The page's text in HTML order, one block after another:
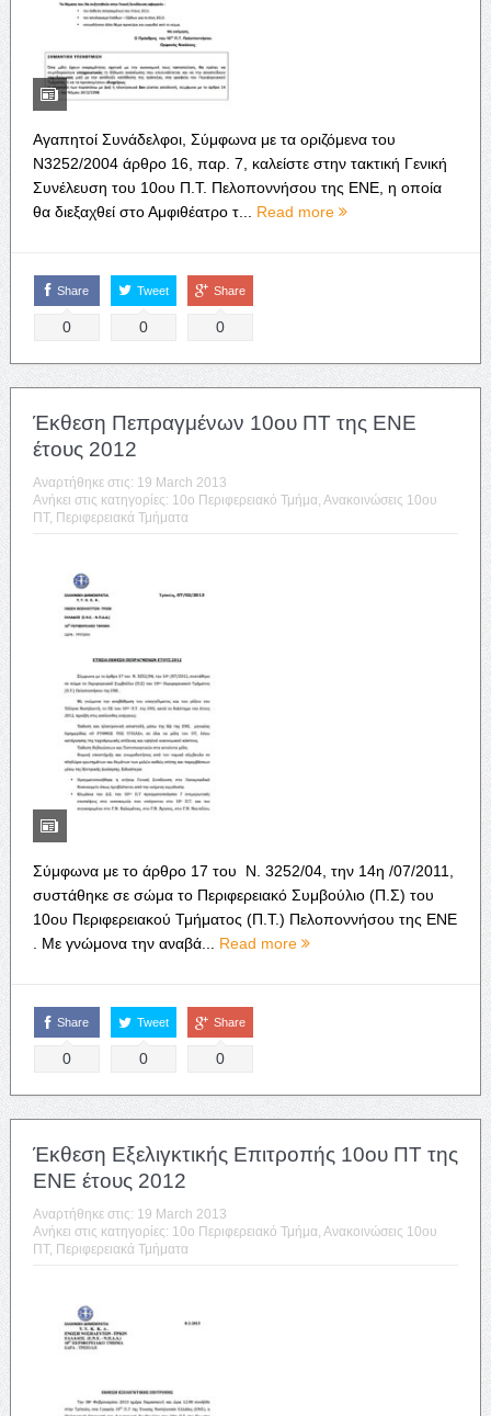
Αγαπητοί Συνάδελφοι, Σύμφωνα με τα οριζόμενα του
Ν3252/2004 άρθρο 16, παρ. 7, καλείστε στην τακτική Γενική
Συνέλευση του 10ου Π.Τ. Πελοποννήσου της ΕΝΕ, η οποία
θα διεξαχθεί στο Αμφιθέατρο τ... Read more
Share
0
Tweet
0
Share
0
Έκθεση Πεπραγμένων 10ου ΠΤ της ΕΝΕ
έτους 2012
Αναρτήθηκε στις: 19 March 2013
Ανήκει στις κατηγορίες: 10o Περιφερειακό Τμήμα, Ανακοινώσεις 10ου
ΠΤ, Περιφερειακά Τμήματα
Σύμφωνα με το άρθρο 17 του Ν. 3252/04, την 14η /07/2011,
συστάθηκε σε σώμα το Περιφερειακό Συμβούλιο (Π.Σ) του
10ου Περιφερειακού Τμήματος (Π.Τ.) Πελοποννήσου της ΕΝΕ
. Με γνώμονα την αναβά... Read more
Share
0
Tweet
0
Share
0
Έκθεση Εξελιγκτικής Επιτροπής 10ου ΠΤ της
ΕΝΕ έτους 2012
Αναρτήθηκε στις: 19 March 2013
Ανήκει στις κατηγορίες: 10o Περιφερειακό Τμήμα, Ανακοινώσεις 10ου
ΠΤ, Περιφερειακά Τμήματα